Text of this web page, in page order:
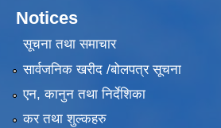
Notices
सूचना तथा समाचार
सार्वजनिक खरीद /बोलपत्र सूचना
एन, कानुन तथा निर्देशिका
कर तथा शुल्कहरु